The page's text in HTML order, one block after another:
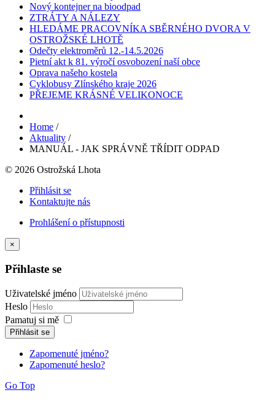
Nový kontejner na bioodpad
ZTRÁTY A NÁLEZY
HLEDÁME PRACOVNÍKA SBĚRNÉHO DVORA V
OSTROŽSKÉ LHOTĚ
Odečty elektroměrů 12.-14.5.2026
Pietní akt k 81. výročí osvobození naší obce
Oprava našeho kostela
Cyklobusy Zlínského kraje 2026
PŘEJEME KRÁSNÉ VELIKONOCE
Home /
Aktuality /
MANUÁL - JAK SPRÁVNĚ TŘÍDIT ODPAD
© 2026 Ostrožská Lhota
Přihlásit se
Kontaktujte nás
Prohlášení o přístupnosti
×
Přihlaste se
Uživatelské jméno
Heslo
Pamatuj si mě
Přihlásit se
Zapomenuté jméno?
Zapomenuté heslo?
Go Top